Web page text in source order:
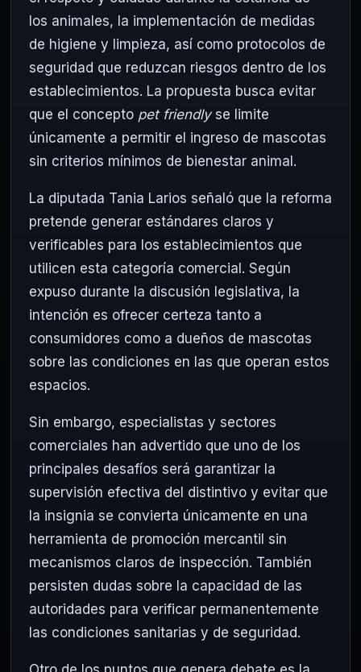
los animales, la implementación de medidas
de higiene y limpieza, así como protocolos de
seguridad que reduzcan riesgos dentro de los
establecimientos. La propuesta busca evitar
que el concepto pet friendlyse limite
únicamente a permitir el ingreso de mascotas
sin criterios mínimos de bienestar animal.
La diputada Tania Larios señaló que la reforma
pretende generar estándares claros y
verificables para los establecimientos que
utilicen esta categoría comercial. Según
expuso durante la discusión legislativa, la
intención es ofrecer certeza tanto a
consumidores como a dueños de mascotas
sobre las condiciones en las que operan estos
espacios.
Sin embargo, especialistas y sectores
comerciales han advertido que uno de los
principales desafíos será garantizar la
supervisión efectiva del distintivo y evitar que
la insignia se convierta únicamente en una
herramienta de promoción mercantil sin
mecanismos claros de inspección. También
persisten dudas sobre la capacidad de las
autoridades para verificar permanentemente
las condiciones sanitarias y de seguridad.